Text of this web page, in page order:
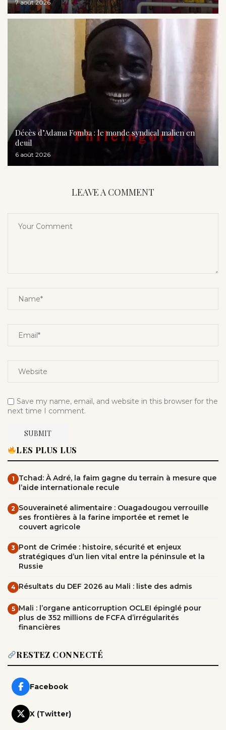
7 août 2026
Décès d’Adama Fomba : le monde syndical malien en
deuil
6 août 2026
LEAVE A COMMENT
Save my name, email, and website in this browser for the
next time I comment.
LES PLUS LUS
1
Tchad: À Adré, la faim gagne du terrain à mesure que
l’aide internationale recule
2 Souveraineté alimentaire : Ouagadougou verrouille
ses frontières à la farine importée et remet le
couvert agricole
3 Pont de Crimée : histoire, sécurité et enjeux
stratégiques d’un lien vital entre la péninsule et la
Russie
4 Résultats du DEF 2026 au Mali : liste des admis
5 Mali : l’organe anticorruption OCLEI épinglé pour
plus de 352 millions de FCFA d’irrégularités
financières
RESTEZ CONNECTÉ
Facebook
X (Twitter)